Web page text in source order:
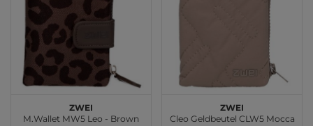
zwei
M.Wallet MW5 Leo - Brown
zwei
Cleo Geldbeutel CLW5 Mocca